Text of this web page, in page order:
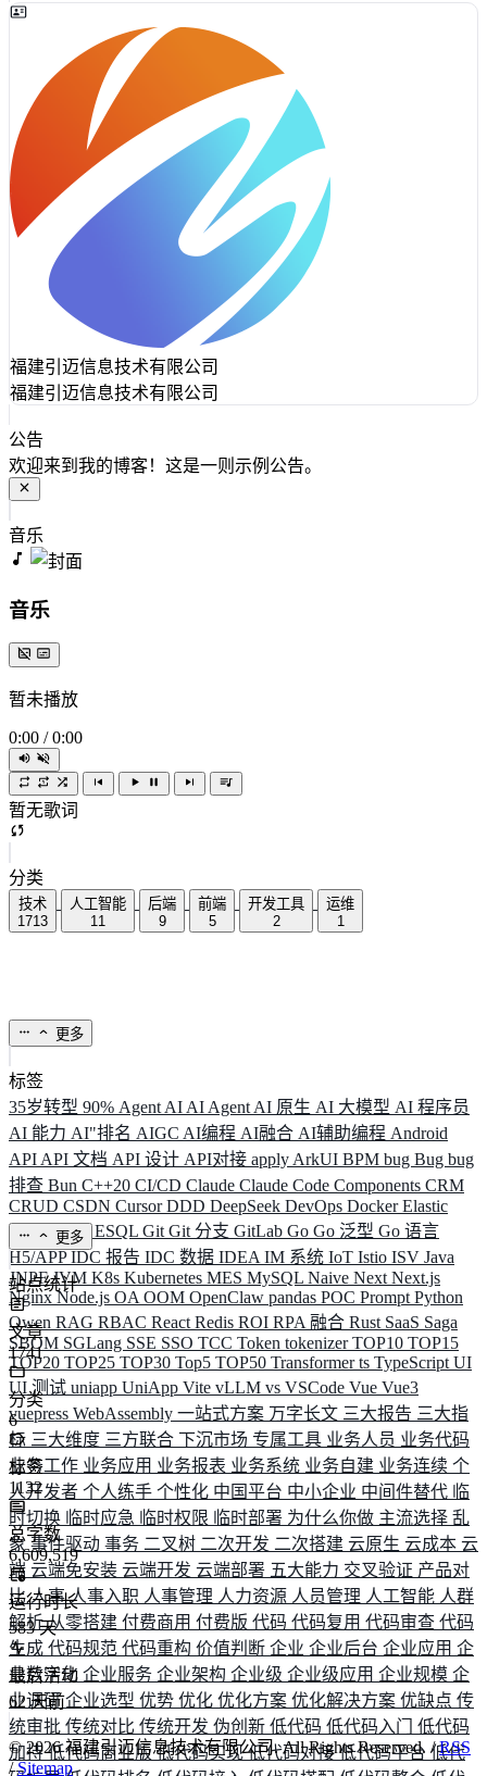
福建引迈信息技术有限公司
福建引迈信息技术有限公司
公告
欢迎来到我的博客！这是一则示例公告。
音乐
音乐
暂未播放
0:00 / 0:00
暂无歌词
分类
技术
1713
人工智能
11
后端
9
前端
5
开发工具
2
运维
1
更多
标签
35岁转型 90% AgentAIAI AgentAI 原生 AI 大模型 AI 程序员
AI 能力 AI"排名 AIGC AI编程 AI融合 AI辅助编程 Android
APIAPI 文档 API 设计 API对接 applyArkUI BPM bug Bug bug
排查 Bun C++20 CI/CD Claude Claude Code Components CRM
CRUD CSDN CursorDDD DeepSeek DevOps DockerElastic
ELK ElysiaESQL GitGit 分支 GitLab Go Go 泛型 Go 语言
H5/APPIDC 报告 IDC 数据 IDEAIM 系统 IoT Istio ISV Java
JNPFJVM K8s Kubernetes MES MySQL Naive NextNext.js
NginxNode.js OAOOM OpenClaw pandas POC PromptPython
Qwen RAG RBAC ReactRedis ROI RPA 融合 Rust SaaS Saga
SBOM SGLang SSE SSO TCC Token tokenizerTOP10 TOP15
TOP20 TOP25 TOP30 Top5 TOP50 Transformerts TypeScriptUI
UI 测试 uniapp UniApp Vite vLLM vs VSCode Vue Vue3
vuepress WebAssembly 一站式方案 万字长文 三大报告 三大指
标 三大维度 三方联合 下沉市场 专属工具 业务人员 业务代码
业务工作 业务应用 业务报表 业务系统 业务自建 业务连续 个
人开发者 个人练手 个性化 中国平台 中小企业 中间件替代 临
时切换 临时应急 临时权限 临时部署 为什么你做 主流选择 乱
象事件驱动 事务 二叉树 二次开发 二次搭建 云原生 云成本 云
端 云端免安装 云端开发 云端部署 五大能力 交叉验证 产品对
比人事人事入职 人事管理 人力资源 人员管理 人工智能 人群
解析从零搭建 付费商用 付费版 代码 代码复用 代码审查 代码
生成 代码规范 代码重构 价值判断 企业 企业后台 企业应用 企
业数字化 企业服务 企业架构 企业级 企业级应用 企业规模 企
业调研企业选型 优势 优化 优化方案 优化解决方案 优缺点 传
统审批 传统对比 传统开发 伪创新 低代码 低代码入门 低代码
加持低代码商业版低代码实现低代码对接低代码平台 低代
更多
站点统计
文章
1741
分类
6
标签
1132
总字数
6,609,519
运行时长
583 天
最后活动
62 天前
©2026福建引迈信息技术有限公司. All Rights Reserved. /RSS
/Sitemap